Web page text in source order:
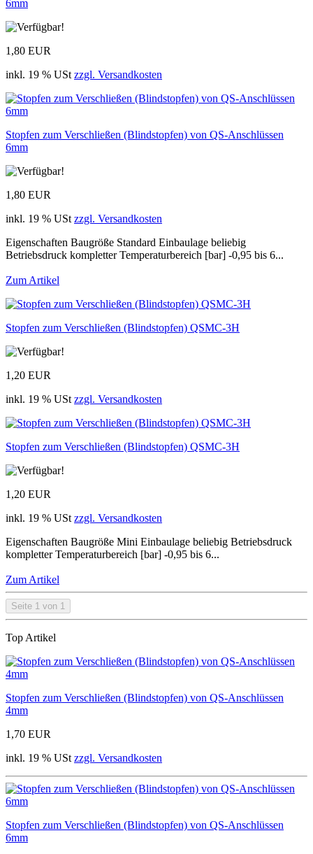
6mm
1,80 EUR
inkl. 19 % USt zzgl. Versandkosten
Stopfen zum Verschließen (Blindstopfen) von QS-Anschlüssen
6mm
1,80 EUR
inkl. 19 % USt zzgl. Versandkosten
Eigenschaften Baugröße Standard Einbaulage beliebig
Betriebsdruck kompletter Temperaturbereich [bar] -0,95 bis 6...
Zum Artikel
Stopfen zum Verschließen (Blindstopfen) QSMC-3H
1,20 EUR
inkl. 19 % USt zzgl. Versandkosten
Stopfen zum Verschließen (Blindstopfen) QSMC-3H
1,20 EUR
inkl. 19 % USt zzgl. Versandkosten
Eigenschaften Baugröße Mini Einbaulage beliebig Betriebsdruck
kompletter Temperaturbereich [bar] -0,95 bis 6...
Zum Artikel
Seite 1 von 1
Top Artikel
Stopfen zum Verschließen (Blindstopfen) von QS-Anschlüssen
4mm
1,70 EUR
inkl. 19 % USt zzgl. Versandkosten
Stopfen zum Verschließen (Blindstopfen) von QS-Anschlüssen
6mm